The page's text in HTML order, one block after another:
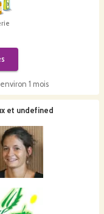
environ 1 mois
et undefined